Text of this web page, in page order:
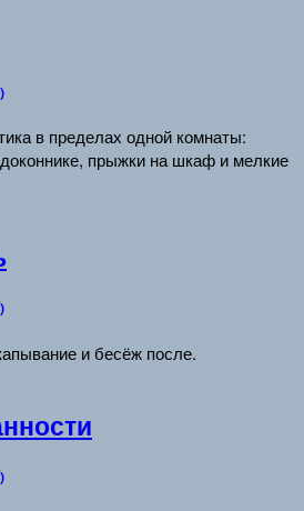
в пределах одной комнаты:
прыжки на шкаф и мелкие
и бесёж после.